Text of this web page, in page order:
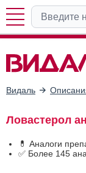
Видаль
Ловастерол
💊 Аналоги
✅ Более 145